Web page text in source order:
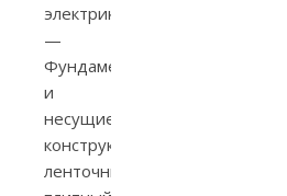
электрика).
—
Фундамент
и
несущие
конструкции:
ленточный,